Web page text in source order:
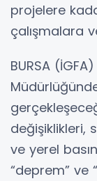
projelere
çalışmalara
BURSA
değişiklikleri,
ve yerel
“deprem” ve